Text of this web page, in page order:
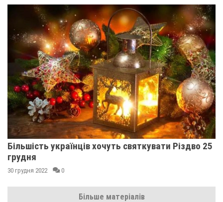
Більшість українців хочуть святкувати Різдво 25
грудня
30 грудня 2022 0
Більше матеріалів